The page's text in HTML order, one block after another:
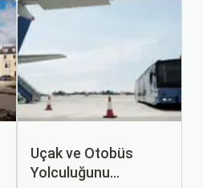
keyifli ve stressiz hale
getirmek için bilinmesi
Uçak ve Otobüs
Yolculuğunu